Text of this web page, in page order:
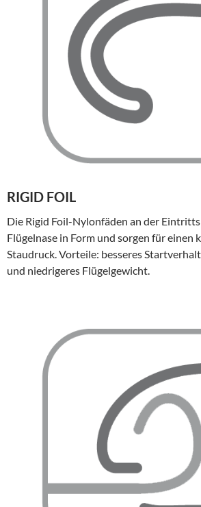
RIGID FOIL
Die Rigid Foil-Nylonfäden an der
Flügelnase in Form und sorgen für einen
Staudruck. Vorteile: besseres
und niedrigeres Flügelgewicht.